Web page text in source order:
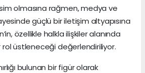
olmasına rağmen, medya ve
güçlü bir iletişim altyapısına
özellikle halkla ilişkiler alanında
üstleneceği değerlendiriliyor.
bulunan bir figür olarak